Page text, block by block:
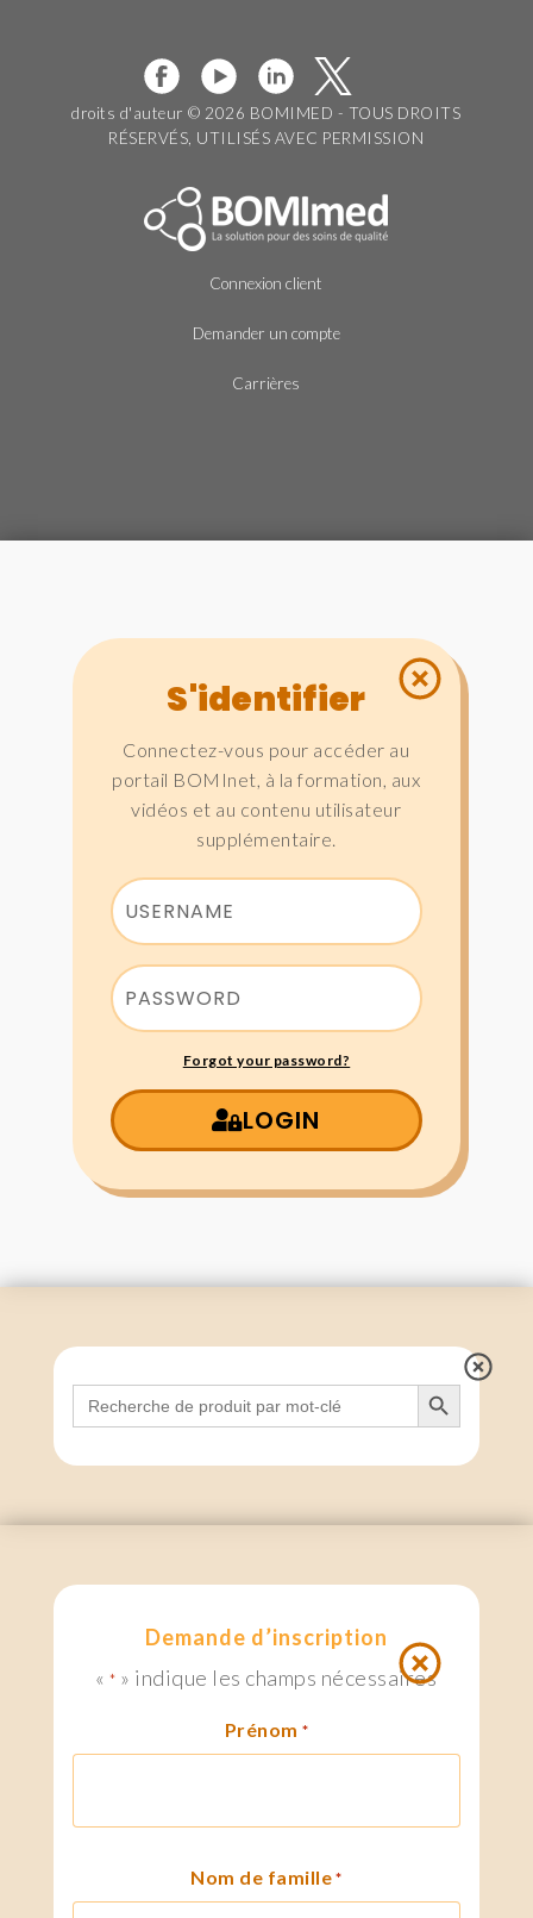
droits d'auteur © 2026 BOMIMED - TOUS DROITS
RÉSERVÉS, UTILISÉS AVEC PERMISSION
Connexion client
Demander un compte
Carrières
S'identifier
Connectez-vous pour accéder au
portail BOMInet, à la formation, aux
vidéos et au contenu utilisateur
supplémentaire.
Forgot your password?
LOGIN
Search
for:
Search Button
Demande d’inscription
«* » indique les champs nécessaires
Prénom *
Nom de famille *